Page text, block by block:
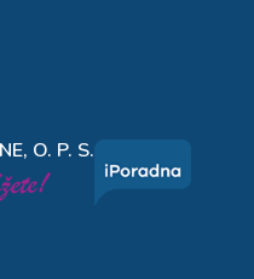
O. P. S.